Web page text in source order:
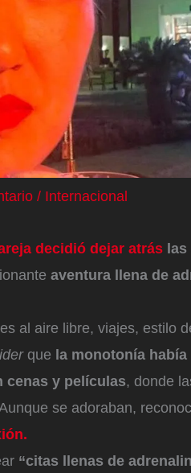
/ Internacional
decidió dejar atrás
aventura llena de
al aire libre, viajes, estilo
que la monotonía
cenas y películas, donde
se adoraban,
“citas llenas de